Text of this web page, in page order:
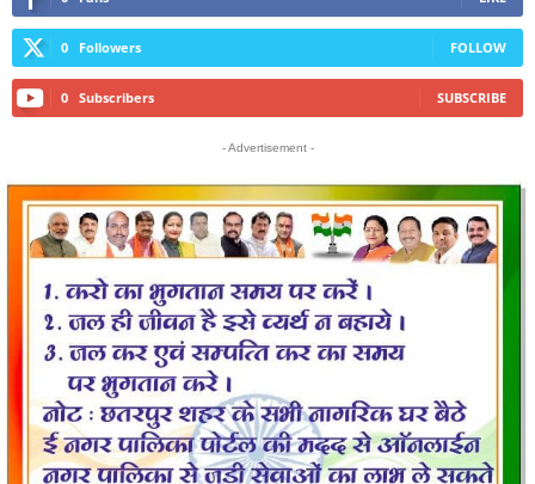
0 Followers FOLLOW
0 Subscribers SUBSCRIBE
- Advertisement -